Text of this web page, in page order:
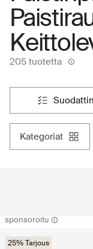
205 tuotetta
kategoriat
sponsoroitu
25% Tarjous